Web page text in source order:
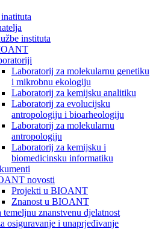
instituta
Laboratorij za molekularnu genetiku
i mikrobnu ekologiju
Laboratorij za kemijsku analitiku
Laboratorij za evolucijsku
antropologiju i bioarheologiju
Laboratorij za molekularnu
antropologiju
Laboratorij za kemijsku i
biomedicinsku informatiku
novosti
Projekti u BIOANT
Znanost u BIOANT
temeljnu znanstvenu djelatnost
osiguravanje i unaprjeđivanje